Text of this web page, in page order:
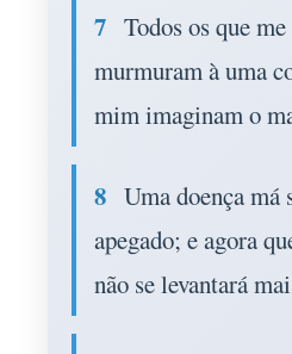
7 Todos os que
murmuram à uma
mim imaginam o
8 Uma doença má
apegado; e agora
não se levantará